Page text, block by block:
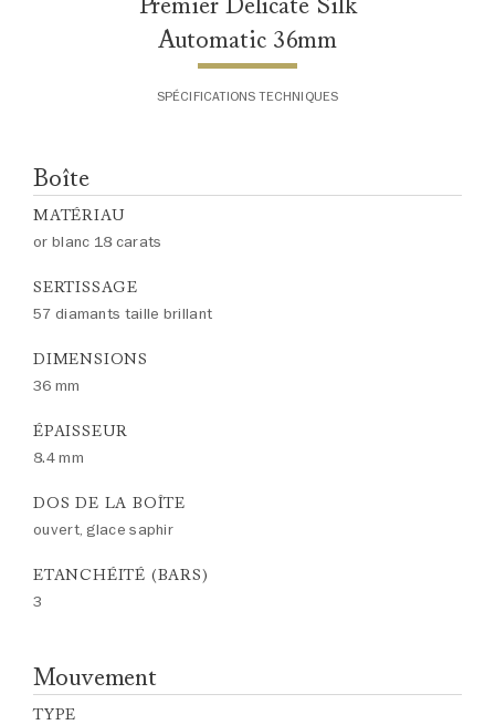
Automatic 36mm
SPÉCIFICATIONS TECHNIQUES
Boîte
MATÉRIAU
or blanc 18 carats
SERTISSAGE
57 diamants taille brillant
DIMENSIONS
36 mm
ÉPAISSEUR
8.4 mm
DOS DE LA BOÎTE
ouvert, glace saphir
ETANCHÉITÉ (BARS)
3
Mouvement
TYPE